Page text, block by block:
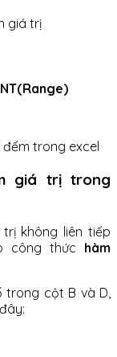
giá trị
trong excel
giá trị trong
không liên tiếp
công thức hàm
cột B và D,